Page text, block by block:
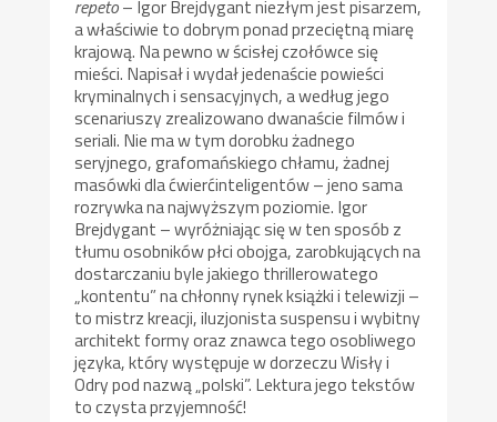
repeto– Igor Brejdygant niezłym jest pisarzem,
a właściwie to dobrym ponad przeciętną miarę
krajową. Na pewno w ścisłej czołówce się
mieści. Napisał i wydał jedenaście powieści
kryminalnych i sensacyjnych, a według jego
scenariuszy zrealizowano dwanaście filmów i
seriali. Nie ma w tym dorobku żadnego
seryjnego, grafomańskiego chłamu, żadnej
masówki dla ćwierćinteligentów – jeno sama
rozrywka na najwyższym poziomie. Igor
Brejdygant – wyróżniając się w ten sposób z
tłumu osobników płci obojga, zarobkujących na
dostarczaniu byle jakiego thrillerowatego
„kontentu” na chłonny rynek książki i telewizji –
to mistrz kreacji, iluzjonista suspensu i wybitny
architekt formy oraz znawca tego osobliwego
języka, który występuje w dorzeczu Wisły i
Odry pod nazwą „polski”. Lektura jego tekstów
to czysta przyjemność!